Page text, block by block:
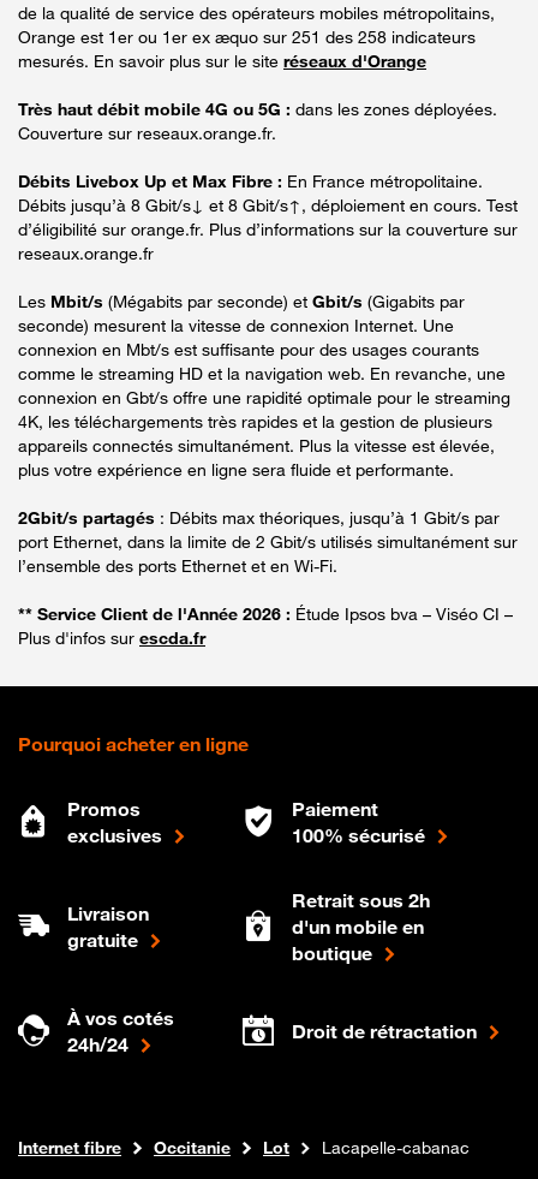
de la qualité de service des opérateurs mobiles métropolitains,
Orange est 1er ou 1er ex æquo sur 251 des 258 indicateurs
mesurés. En savoir plus sur le site réseaux d'Orange
Très haut débit mobile 4G ou 5G : dans les zones déployées.
Couverture sur reseaux.orange.fr.
Débits Livebox Up et Max Fibre : En France métropolitaine.
Débits jusqu’à 8 Gbit/s↓ et 8 Gbit/s↑, déploiement en cours. Test
d’éligibilité sur orange.fr. Plus d’informations sur la couverture sur
reseaux.orange.fr
Les Mbit/s (Mégabits par seconde) et Gbit/s (Gigabits par
seconde) mesurent la vitesse de connexion Internet. Une
connexion en Mbt/s est suffisante pour des usages courants
comme le streaming HD et la navigation web. En revanche, une
connexion en Gbt/s offre une rapidité optimale pour le streaming
4K, les téléchargements très rapides et la gestion de plusieurs
appareils connectés simultanément. Plus la vitesse est élevée,
plus votre expérience en ligne sera fluide et performante.
2Gbit/s partagés : Débits max théoriques, jusqu’à 1 Gbit/s par
port Ethernet, dans la limite de 2 Gbit/s utilisés simultanément sur
l’ensemble des ports Ethernet et en Wi-Fi.
** Service Client de l'Année 2026 : Étude Ipsos bva – Viséo CI –
Plus d'infos sur escda.fr
Pourquoi acheter en ligne
Promos
exclusives
Paiement
100% sécurisé
Livraison
gratuite
Retrait sous 2h
d'un mobile en
boutique
À vos cotés
24h/24
Droit de rétractation
Boutique Orange
Internet fibre Occitanie Lot Lacapelle-cabanac